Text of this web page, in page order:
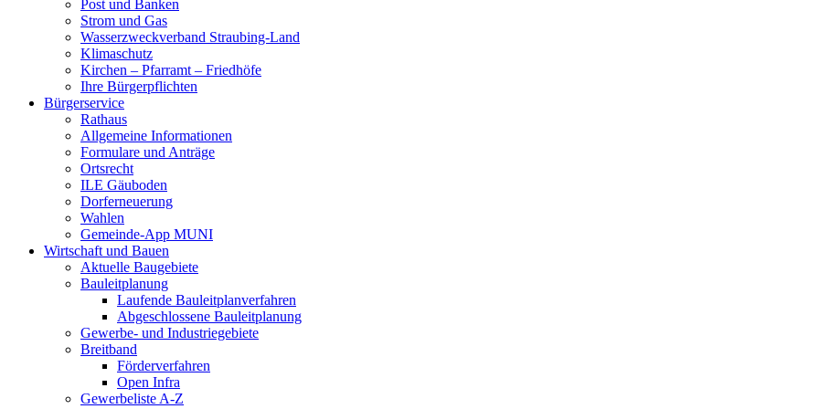
Post und Banken
Strom und Gas
Wasserzweckverband Straubing-Land
Klimaschutz
Kirchen – Pfarramt – Friedhöfe
Ihre Bürgerpflichten
Bürgerservice
Rathaus
Allgemeine Informationen
Formulare und Anträge
Ortsrecht
ILE Gäuboden
Dorferneuerung
Wahlen
Gemeinde-App MUNI
Wirtschaft und Bauen
Aktuelle Baugebiete
Bauleitplanung
Laufende Bauleitplanverfahren
Abgeschlossene Bauleitplanung
Gewerbe- und Industriegebiete
Breitband
Förderverfahren
Open Infra
Gewerbeliste A-Z